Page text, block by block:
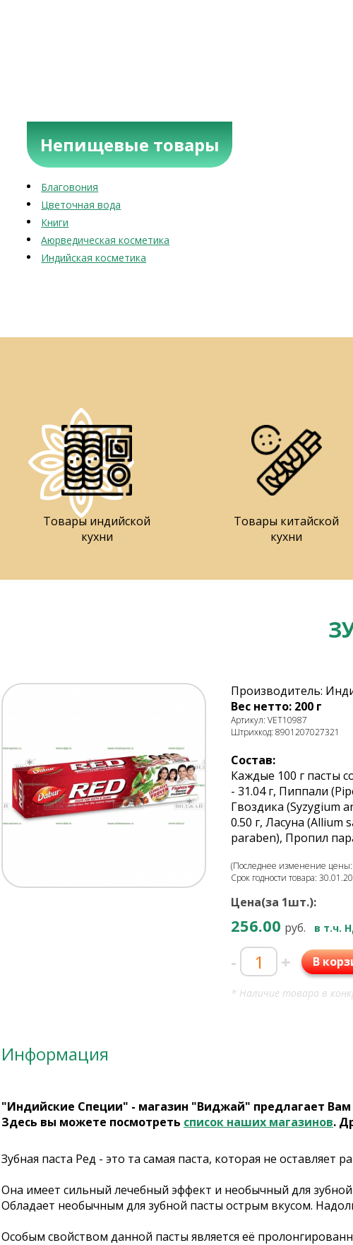
Непищевые товары
Благовония
Цветочная вода
Книги
Аюрведическая косметика
Индийская косметика
Товары индийской
кухни
Товары китайской
кухни
Производитель:
Вес нетто: 200 г
Артикул: VET10987
Штрихкод: 8901207027321
Состав:
Каждые 100 г пасты
- 31.04 г, Пиппали
Гвоздика (Syzygium
0.50 г, Ласуна (Allium
paraben), Пропил
(Последнее изменение цены:
Срок годности товара:
Цена(за 1шт.):
256.00 руб. в т.ч.
- + В
* Наличие товара в
Информация
"Индийские Специи" - магазин "Виджай" предлагает
Здесь вы можете посмотреть список наших магазинов.
Зубная паста Ред - это та самая паста, которая не оставляет
Она имеет сильный лечебный эффект и необычный для
Обладает необычным для зубной пасты острым вкусом.
Особым свойством данной пасты является её